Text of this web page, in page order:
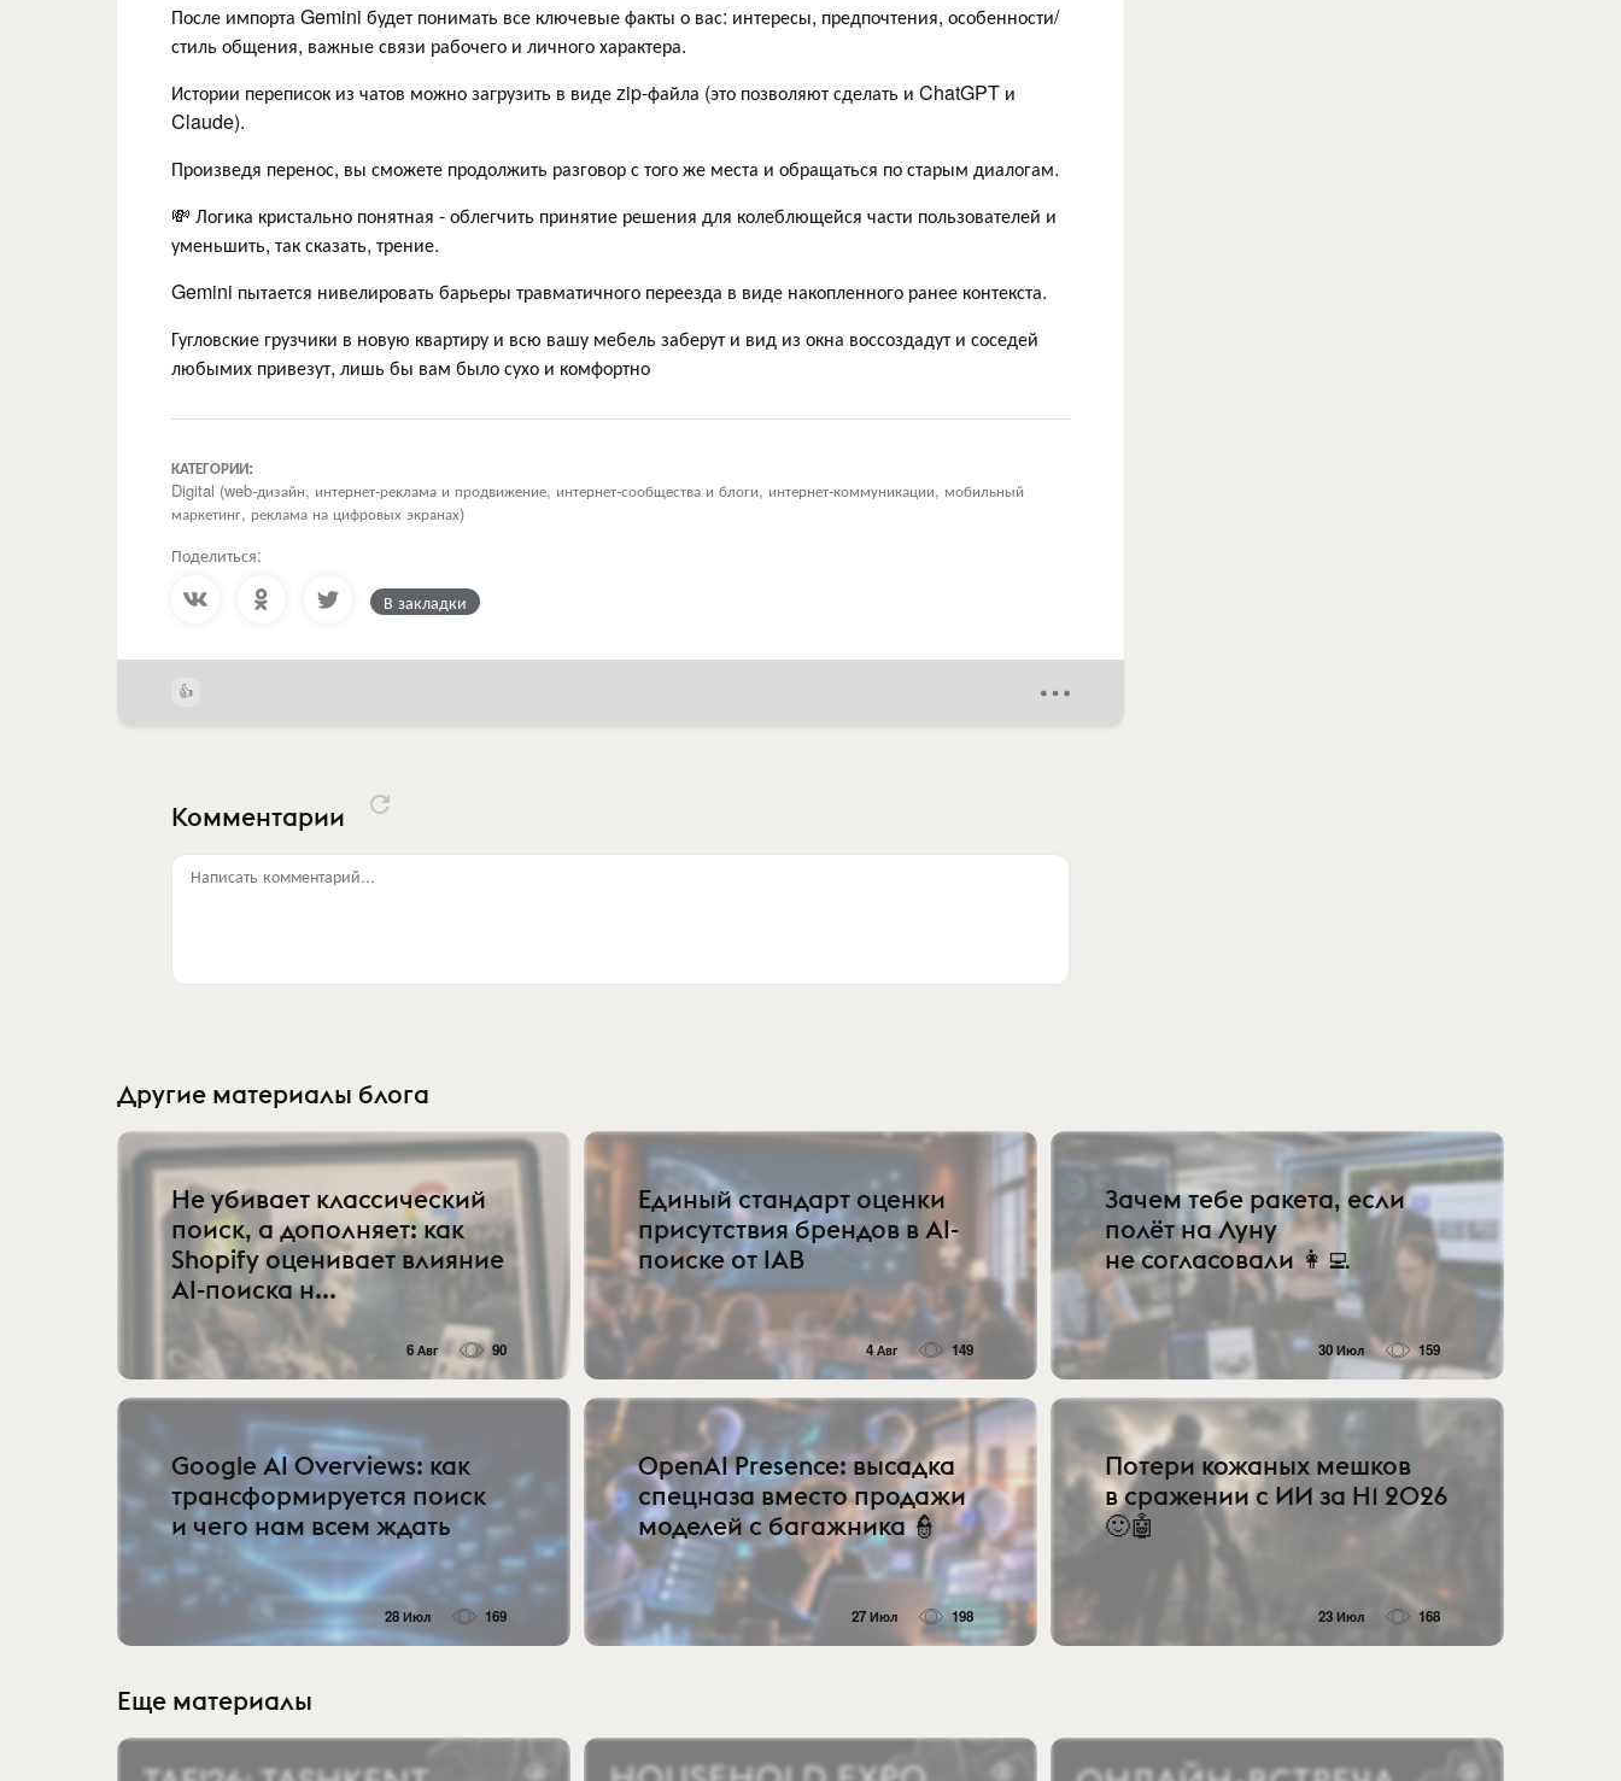
После импорта Gemini будет понимать все ключевые факты о вас: интересы, предпочтения, особенности/
стиль общения, важные связи рабочего и личного характера.
Истории переписок из чатов можно загрузить в виде zip-файла (это позволяют сделать и ChatGPT и
Claude).
Произведя перенос, вы сможете продолжить разговор с того же места и обращаться по старым диалогам.
💸 Логика кристально понятная - облегчить принятие решения для колеблющейся части пользователей и
уменьшить, так сказать, трение.
Gemini пытается нивелировать барьеры травматичного переезда в виде накопленного ранее контекста.
Гугловские грузчики в новую квартиру и всю вашу мебель заберут и вид из окна воссоздадут и соседей
любымих привезут, лишь бы вам было сухо и комфортно
КАТЕГОРИИ:
Digital (web-дизайн, интернет-реклама и продвижение, интернет-сообщества и блоги, интернет-коммуникации, мобильный
маркетинг, реклама на цифровых экранах)
Поделиться:
В закладки
Комментарии
Написать комментарий...
Другие материалы блога
Не убивает классический
поиск, а дополняет: как
Shopify оценивает влияние
AI-поиска н...
6 Авг 90
Eдиный стандарт оценки
присутствия брендов в AI-
поиске от IAB
4 Авг 149
Зачем тебе ракета, если
полёт на Луну
не согласовали 👩‍💻
30 Июл 159
Google AI Overviews: как
трансформируется поиск
и чего нам всем ждать
28 Июл 169
OpenAI Presence: высадка
спецназа вместо продажи
моделей с багажника 👮
27 Июл 198
Потери кожаных мешков
в сражении с ИИ за H1 2026
🙂🤖
23 Июл 168
Еще материалы